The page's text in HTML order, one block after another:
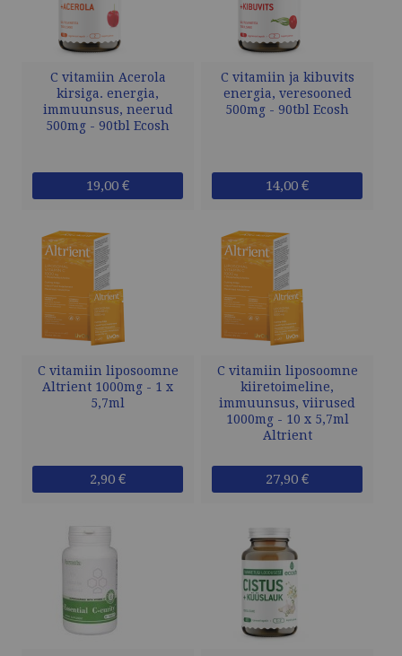
C vitamiin Acerola
kirsiga. energia,
immuunsus, neerud
500mg - 90tbl Ecosh
19,00 €
C vitamiin ja kibuvits
energia, veresooned
500mg - 90tbl Ecosh
14,00 €
C vitamiin liposoomne
Altrient 1000mg - 1 x
5,7ml
2,90 €
C vitamiin liposoomne
kiiretoimeline,
immuunsus, viirused
1000mg - 10 x 5,7ml
Altrient
27,90 €